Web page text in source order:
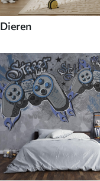
Dieren